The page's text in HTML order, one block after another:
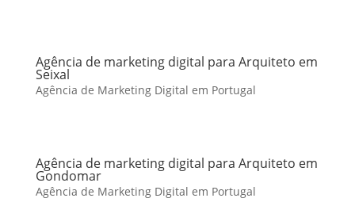
Agência de marketing digital para Arquiteto em
Seixal
Agência de Marketing Digital em Portugal
Agência de marketing digital para Arquiteto em
Gondomar
Agência de Marketing Digital em Portugal